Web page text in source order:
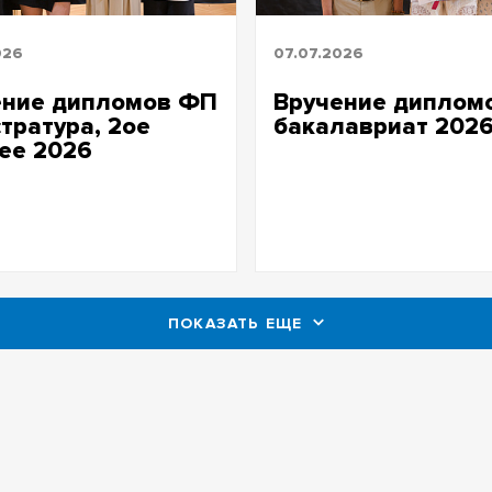
дипломов ФП
2ое
2026
07.07.2026
Вручение
бакалавриат
ПОКАЗАТЬ ЕЩЕ